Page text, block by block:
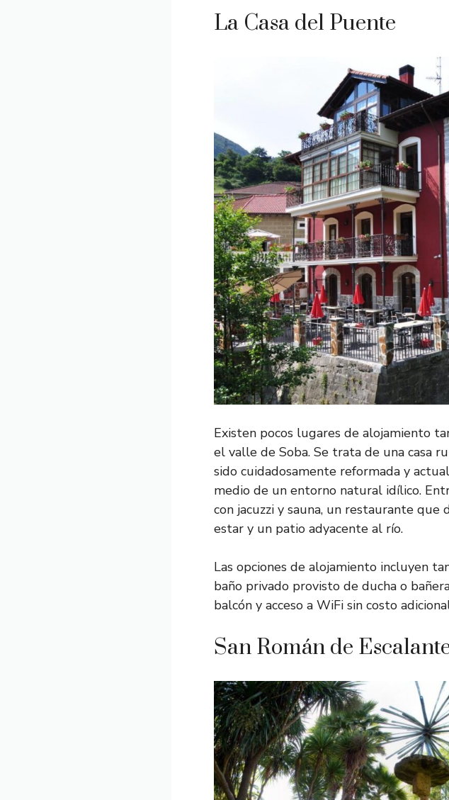
La Casa del Puente
Existen pocos lugares de alojamiento
el valle de Soba. Se trata de una casa
sido cuidadosamente reformada y
medio de un entorno natural idílico.
con jacuzzi y sauna, un restaurante que
estar y un patio adyacente al río.
Las opciones de alojamiento incluyen
baño privado provisto de ducha o
balcón y acceso a WiFi sin costo
San Román de